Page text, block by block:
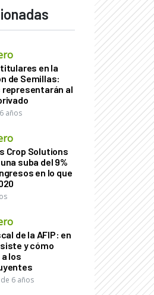
en la
de Semillas:
representarán al
años
Crop Solutions
suba del 9%
en lo que
de la AFIP: en
y cómo
los
6 años